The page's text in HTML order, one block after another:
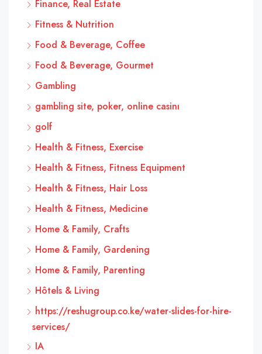
Finance, Real Estate
Fitness & Nutrition
Food & Beverage, Coffee
Food & Beverage, Gourmet
Gambling
gambling site, poker, online casinı
golf
Health & Fitness, Exercise
Health & Fitness, Fitness Equipment
Health & Fitness, Hair Loss
Health & Fitness, Medicine
Home & Family, Crafts
Home & Family, Gardening
Home & Family, Parenting
Hôtels & Living
https://reshugroup.co.ke/water-slides-for-hire-
services/
IA